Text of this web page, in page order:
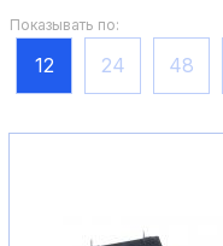
Показывать по:
12 24 48